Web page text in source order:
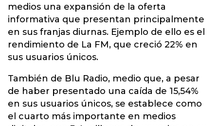
medios una expansión de la oferta
informativa que presentan principalmente
en sus franjas diurnas. Ejemplo de ello es el
rendimiento de La FM, que creció 22% en
sus usuarios únicos.
También de Blu Radio, medio que, a pesar
de haber presentado una caída de 15,54%
en sus usuarios únicos, se establece como
el cuarto más importante en medios